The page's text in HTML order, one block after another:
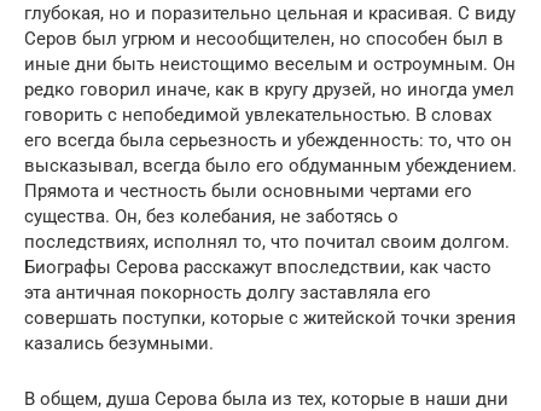
глубокая, но и поразительно цельная и красивая. С виду
Серов был угрюм и несообщителен, но способен был в
иные дни быть неистощимо веселым и остроумным. Он
редко говорил иначе, как в кругу друзей, но иногда умел
говорить с непобедимой увлекательностью. В словах
его всегда была серьезность и убежденность: то, что он
высказывал, всегда было его обдуманным убеждением.
Прямота и честность были основными чертами его
существа. Он, без колебания, не заботясь о
последствиях, исполнял то, что почитал своим долгом.
Биографы Серова расскажут впоследствии, как часто
эта античная покорность долгу заставляла его
совершать поступки, которые с житейской точки зрения
казались безумными.
В общем, душа Серова была из тех, которые в наши дни